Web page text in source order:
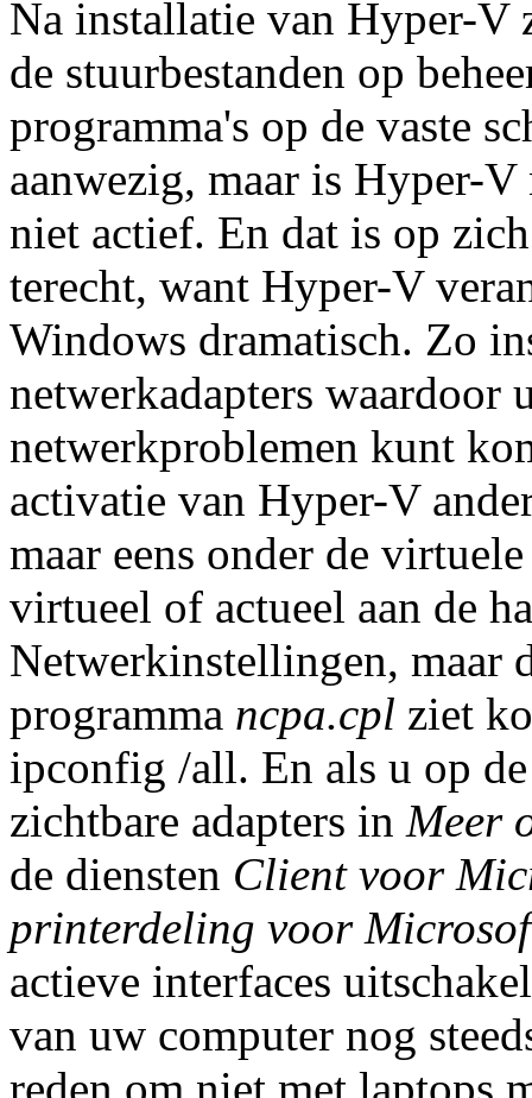
Na installatie van Hyper-V
de stuurbestanden op
programma's op de vaste
aanwezig, maar is Hyper-V
niet actief. En dat is op
terecht, want Hyper-V
Windows dramatisch. Zo
netwerkadapters waardoor
netwerkproblemen kunt
activatie van Hyper-V
maar eens onder de
virtueel of actueel aan de
Netwerkinstellingen, maar
programma ncpa.cpl ziet
ipconfig /all. En als u op
zichtbare adapters in Meer
de diensten Client voor
printerdeling voor
actieve interfaces
van uw computer nog
reden om niet met laptops